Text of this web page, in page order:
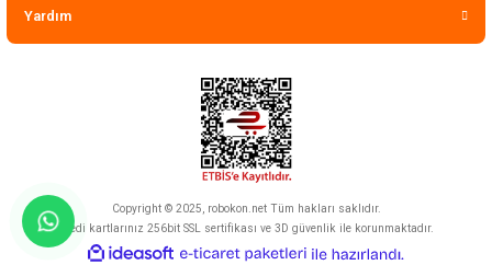
Yardım
Copyright © 2025, robokon.net Tüm hakları saklıdır.
Kredi kartlarınız 256bit SSL sertifikası ve 3D güvenlik ile korunmaktadır.
ideasoft
e-